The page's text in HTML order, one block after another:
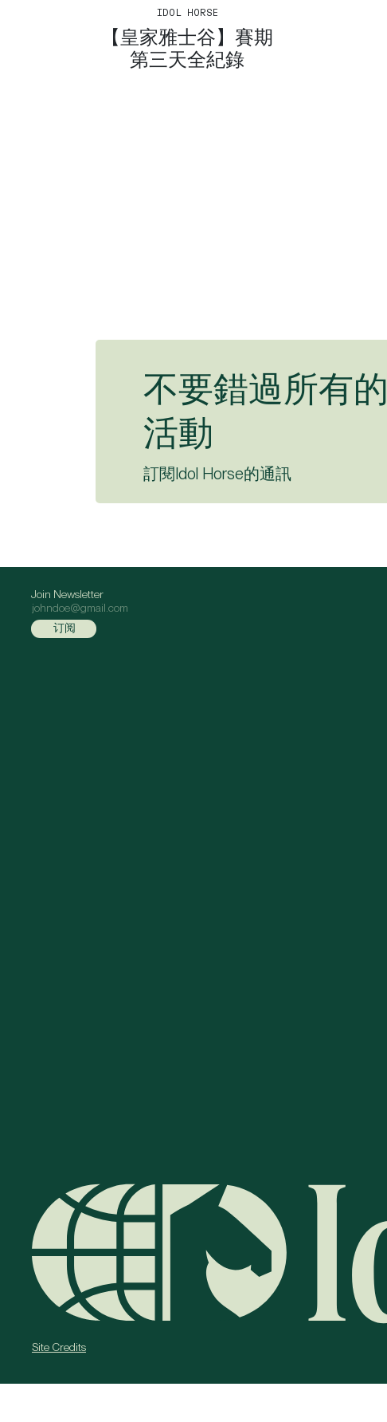
IDOL HORSE
【皇家雅士谷】賽期
第三天全紀錄
不要錯過所有的
活動
訂閱Idol Horse的通訊
Join Newsletter
Site Credits